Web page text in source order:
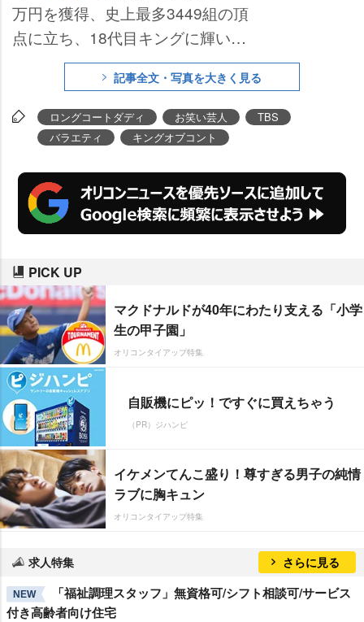
万円を獲得、史上最多3449組の頂
点に立ち、18代目キングに輝い
た。優勝後の会見では、笑いを交
えながらも本音が飛び出した。
記事全文・写真を大きく見る
ロングコートダディ お笑い芸人
TBS
バラエティ
キングオブコント
PICK UP
マクドナルドが40年にわたり支える「小学
生の甲子園」
オリコンタイアップ特集
自販機にピッ！ですぐに買えちゃう
（PR）ジハンピ
イケメンてんこ盛り！尊すぎる男子の純情
ラブに胸キュン
オリコンタイアップ特集
求人特集 さらに見る
NEW
「福祉調理スタッフ」無資格可/シフト相談可/サービス
付き高齢者向け住宅